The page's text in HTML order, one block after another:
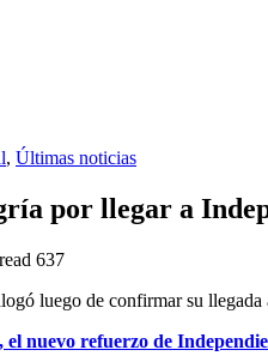
, Últimas noticias
por llegar a
read 637
luego de confirmar su llegada
el nuevo refuerzo de